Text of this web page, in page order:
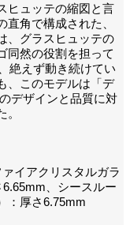
ヒュッテの縮図と言
角で構成された、
、グラスヒュッテの
同然の役割を担って
絶えず動き続けてい
、このモデルは「デ
デザインと品質に対
イアクリスタルガラ
、シースルー
：厚さ6.75mm